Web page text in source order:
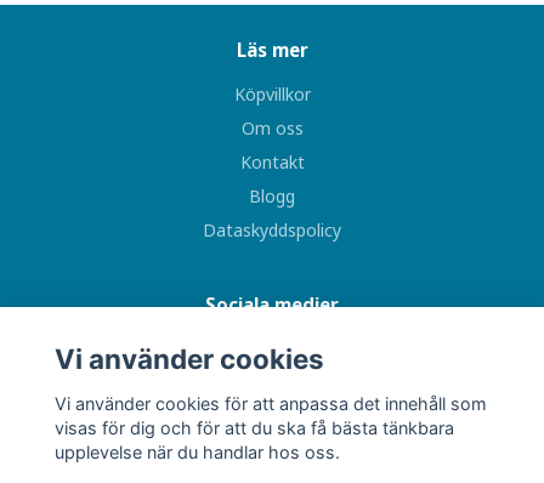
Läs mer
Köpvillkor
Om oss
Kontakt
Blogg
Dataskyddspolicy
Sociala medier
Prenumerera på vårt nyhetsbrev
Vi använder cookies
Vi använder cookies för att anpassa det innehåll som
visas för dig och för att du ska få bästa tänkbara
upplevelse när du handlar hos oss.